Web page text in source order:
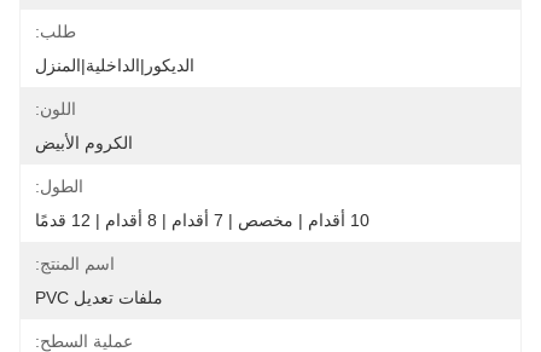
طلب:
الديكور|الداخلية|المنزل
اللون:
الكروم الأبيض
الطول:
10 أقدام | مخصص | 7 أقدام | 8 أقدام | 12 قدمًا
اسم المنتج:
ملفات تعديل PVC
عملية السطح: